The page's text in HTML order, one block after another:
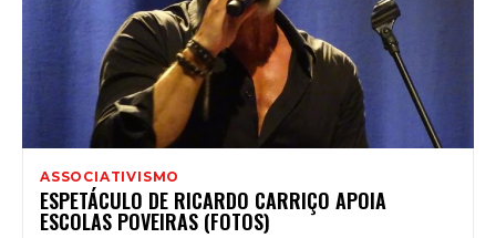
ASSOCIATIVISMO
ESPETÁCULO DE RICARDO CARRIÇO APOIA
ESCOLAS POVEIRAS (FOTOS)